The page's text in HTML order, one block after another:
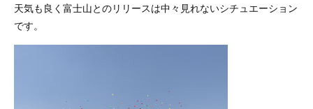
天気も良く富士山とのリリースは中々見れないシチュエーション
です。